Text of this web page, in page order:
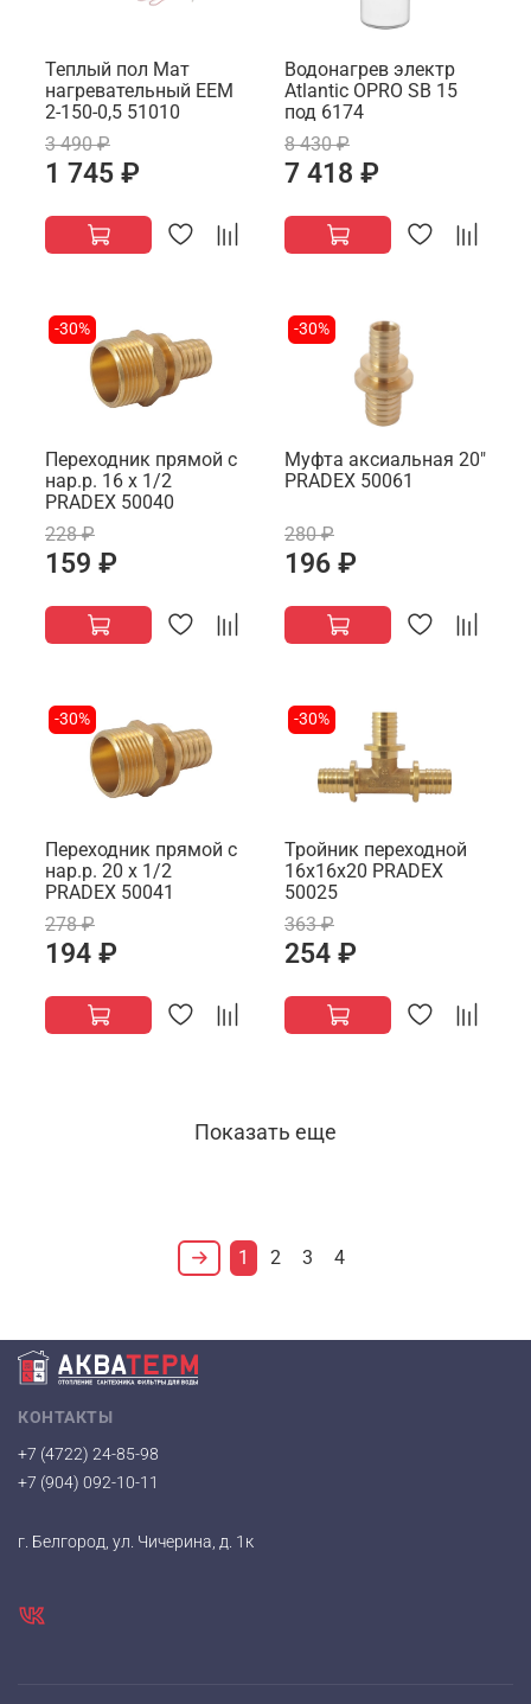
Теплый пол Мат
нагревательный EEM
2-150-0,5 51010
3 490 ₽
1 745 ₽
Водонагрев электр
Atlantic OPRO SB 15
под 6174
8 430 ₽
7 418 ₽
-30%
Переходник прямой с
нар.р. 16 х 1/2
PRADEX 50040
228 ₽
159 ₽
-30%
Муфта аксиальная 20"
PRADEX 50061
280 ₽
196 ₽
-30%
Переходник прямой с
нар.р. 20 х 1/2
PRADEX 50041
278 ₽
194 ₽
-30%
Тройник переходной
16х16х20 PRADEX
50025
363 ₽
254 ₽
Показать еще
1 2 3 4
КОНТАКТЫ
+7 (4722) 24-85-98
+7 (904) 092-10-11
г. Белгород, ул. Чичерина, д. 1к